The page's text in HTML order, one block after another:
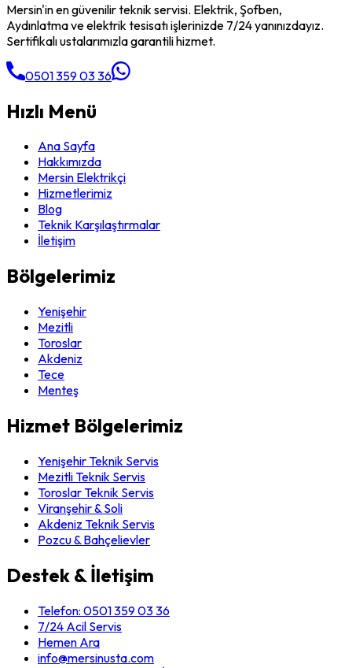
Mersin'in en güvenilir teknik servisi. Elektrik, Şofben,
Aydınlatma ve elektrik tesisatı işlerinizde 7/24 yanınızdayız.
Sertifikalı ustalarımızla garantili hizmet.
0501 359 03 36
Hızlı Menü
Ana Sayfa
Hakkımızda
Mersin Elektrikçi
Hizmetlerimiz
Blog
Teknik Karşılaştırmalar
İletişim
Bölgelerimiz
Yenişehir
Mezitli
Toroslar
Akdeniz
Tece
Menteş
Hizmet Bölgelerimiz
Yenişehir Teknik Servis
Mezitli Teknik Servis
Toroslar Teknik Servis
Viranşehir & Soli
Akdeniz Teknik Servis
Pozcu & Bahçelievler
Destek & İletişim
Telefon: 0501 359 03 36
7/24 Acil Servis
Hemen Ara
info@mersinusta.com